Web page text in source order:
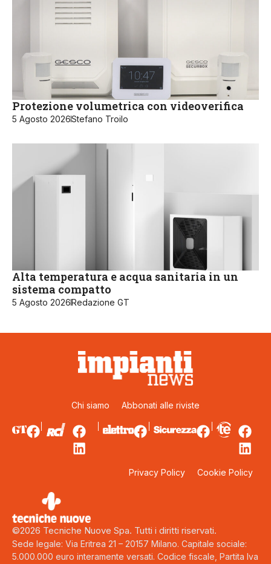
Protezione volumetrica con videoverifica
5 Agosto 2026Stefano Troilo
Alta temperatura e acqua sanitaria in un
sistema compatto
5 Agosto 2026Redazione GT
Chi siamo Abbonati alle riviste
Privacy Policy Cookie Policy
©2026 Tecniche Nuove Spa. Tutti i diritti riservati.
Sede legale: Via Eritrea 21 – 20157 Milano. Capitale sociale:
5.000.000 euro interamente versati. Codice fiscale, Partita Iva